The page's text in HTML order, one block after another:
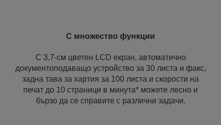
С множество функции
С 3,7-см цветен LCD екран, автоматично
документоподаващо устройство за 30 листа и факс,
задна тава за хартия за 100 листа и скорости на
печат до 10 страници в минута* можете лесно и
бързо да се справите с различни задачи.